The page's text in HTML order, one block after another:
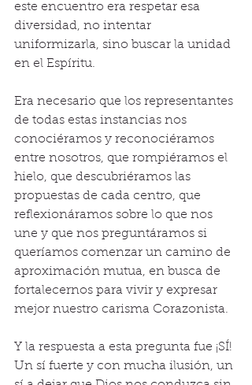
este encuentro era respetar esa
diversidad, no intentar
uniformizarla, sino buscar la unidad
en el Espíritu.
Era necesario que los representantes
de todas estas instancias nos
conociéramos y reconociéramos
entre nosotros, que rompiéramos el
hielo, que descubriéramos las
propuestas de cada centro, que
reflexionáramos sobre lo que nos
une y que nos preguntáramos si
queríamos comenzar un camino de
aproximación mutua, en busca de
fortalecernos para vivir y expresar
mejor nuestro carisma Corazonista.
Y la respuesta a esta pregunta fue ¡SÍ!
Un sí fuerte y con mucha ilusión, un